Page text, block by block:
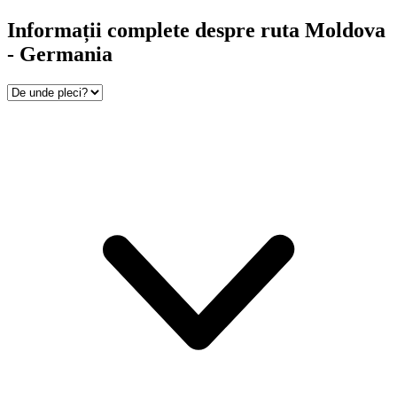
Informații complete despre ruta Moldova
- Germania